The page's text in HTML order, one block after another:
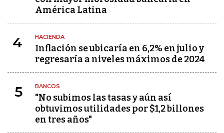
América Latina
4 HACIENDA
Inflación se ubicaría en 6,2% en julio y
regresaría a niveles máximos de 2024
5 BANCOS
"No subimos las tasas y aún así
obtuvimos utilidades por $1,2 billones
en tres años"